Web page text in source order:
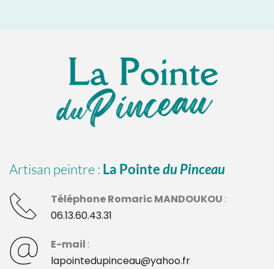
Artisan peintre : La Pointe du Pinceau
Téléphone Romaric MANDOUKOU :
06.13.60.43.31
E-mail :
lapointedupinceau@yahoo.fr